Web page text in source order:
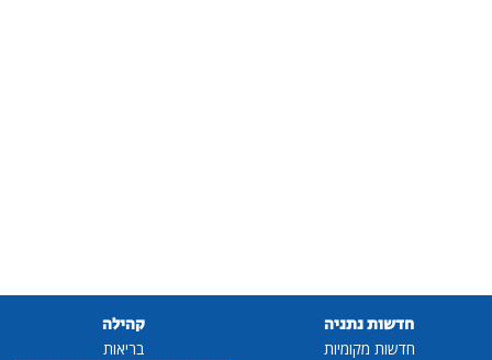
חדשות נתניה
חדשות מקומיות
קהילה
בריאות